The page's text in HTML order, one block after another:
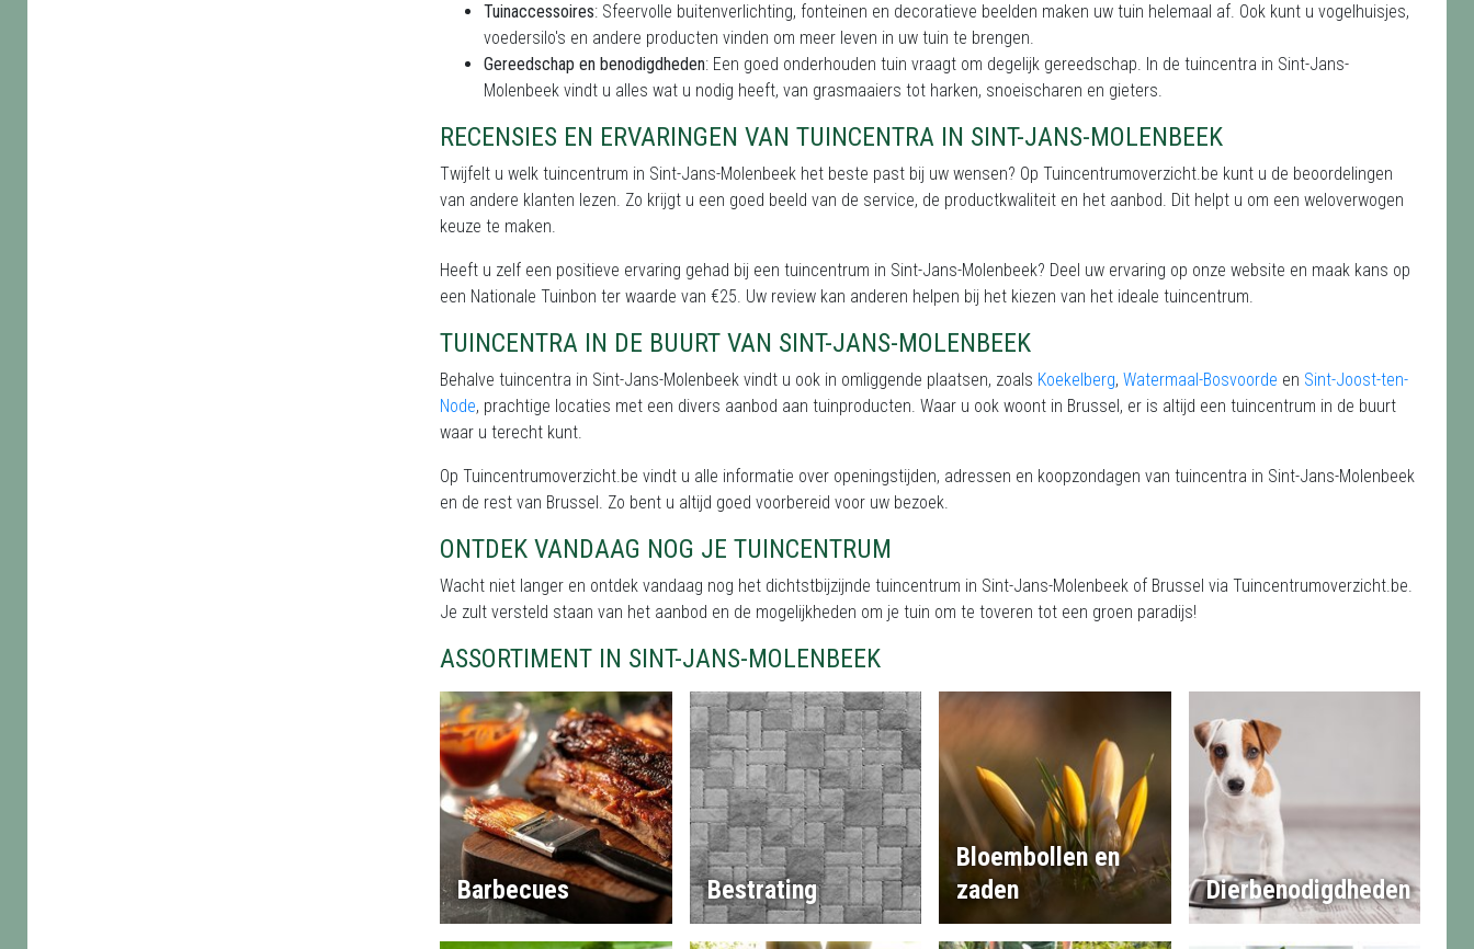
Tuinaccessoires: Sfeervolle buitenverlichting, fonteinen en decoratieve beelden maken uw tuin helemaal af. Ook kunt u vogelhuisjes,
voedersilo's en andere producten vinden om meer leven in uw tuin te brengen.
Gereedschap en benodigdheden: Een goed onderhouden tuin vraagt om degelijk gereedschap. In de tuincentra in Sint-Jans-
Molenbeek vindt u alles wat u nodig heeft, van grasmaaiers tot harken, snoeischaren en gieters.
RECENSIES EN ERVARINGEN VAN TUINCENTRA IN SINT-JANS-MOLENBEEK
Twijfelt u welk tuincentrum in Sint-Jans-Molenbeek het beste past bij uw wensen? Op Tuincentrumoverzicht.be kunt u de beoordelingen
van andere klanten lezen. Zo krijgt u een goed beeld van de service, de productkwaliteit en het aanbod. Dit helpt u om een weloverwogen
keuze te maken.
Heeft u zelf een positieve ervaring gehad bij een tuincentrum in Sint-Jans-Molenbeek? Deel uw ervaring op onze website en maak kans op
een Nationale Tuinbon ter waarde van €25. Uw review kan anderen helpen bij het kiezen van het ideale tuincentrum.
TUINCENTRA IN DE BUURT VAN SINT-JANS-MOLENBEEK
Behalve tuincentra in Sint-Jans-Molenbeek vindt u ook in omliggende plaatsen, zoals Koekelberg, Watermaal-Bosvoorde en Sint-Joost-ten-
Node, prachtige locaties met een divers aanbod aan tuinproducten. Waar u ook woont in Brussel, er is altijd een tuincentrum in de buurt
waar u terecht kunt.
Op Tuincentrumoverzicht.be vindt u alle informatie over openingstijden, adressen en koopzondagen van tuincentra in Sint-Jans-Molenbeek
en de rest van Brussel. Zo bent u altijd goed voorbereid voor uw bezoek.
ONTDEK VANDAAG NOG JE TUINCENTRUM
Wacht niet langer en ontdek vandaag nog het dichtstbijzijnde tuincentrum in Sint-Jans-Molenbeek of Brussel via Tuincentrumoverzicht.be.
Je zult versteld staan van het aanbod en de mogelijkheden om je tuin om te toveren tot een groen paradijs!
ASSORTIMENT IN SINT-JANS-MOLENBEEK
Barbecues Bestrating
Bloembollen en
zaden
Dierbenodigdheden